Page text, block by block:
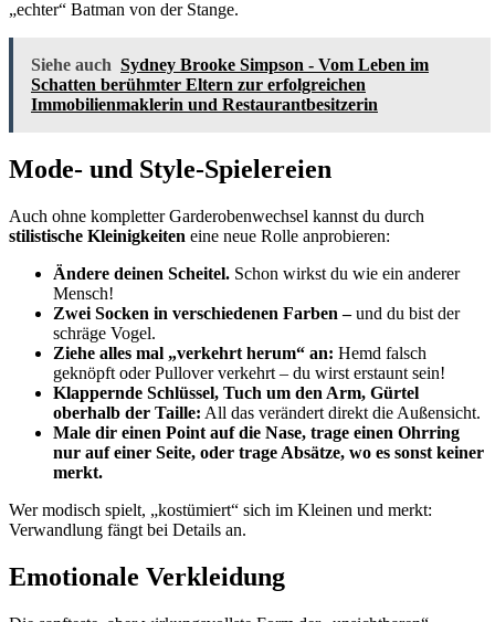
„echter“ Batman von der Stange.
Siehe auch Sydney Brooke Simpson - Vom Leben im
Schatten berühmter Eltern zur erfolgreichen
Immobilienmaklerin und Restaurantbesitzerin
Mode- und Style-Spielereien
Auch ohne kompletter Garderobenwechsel kannst du durch
stilistische Kleinigkeiten eine neue Rolle anprobieren:
Ändere deinen Scheitel. Schon wirkst du wie ein anderer
Mensch!
Zwei Socken in verschiedenen Farben –und du bist der
schräge Vogel.
Ziehe alles mal „verkehrt herum“ an: Hemd falsch
geknöpft oder Pullover verkehrt – du wirst erstaunt sein!
Klappernde Schlüssel, Tuch um den Arm, Gürtel
oberhalb der Taille: All das verändert direkt die Außensicht.
Male dir einen Point auf die Nase, trage einen Ohrring
nur auf einer Seite, oder trage Absätze, wo es sonst keiner
merkt.
Wer modisch spielt, „kostümiert“ sich im Kleinen und merkt:
Verwandlung fängt bei Details an.
Emotionale Verkleidung